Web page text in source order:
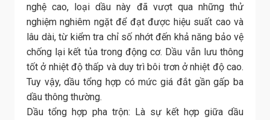
nghệ cao, loại dầu này đã vượt qua những thử
nghiệm nghiêm ngặt để đạt được hiệu suất cao và
lâu dài, từ kiểm tra chỉ số nhớt đến khả năng bảo vệ
chống lại kết tủa trong động cơ. Dầu vẫn lưu thông
tốt ở nhiệt độ thấp và duy trì bôi trơn ở nhiệt độ cao.
Tuy vậy, dầu tổng hợp có mức giá đắt gần gấp ba
dầu thông thường.
Dầu tổng hợp pha trộn: Là sự kết hợp giữa dầu